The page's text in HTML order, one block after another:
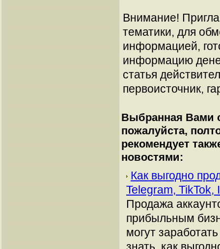
Внимание!
тематики, для
информацией,
информацию
статья
первоисточник,
Выбранная Вами
пожалуйста,
рекомендует
новостями:
Как выгодно
Telegram,
Продажа
прибыльным
могут